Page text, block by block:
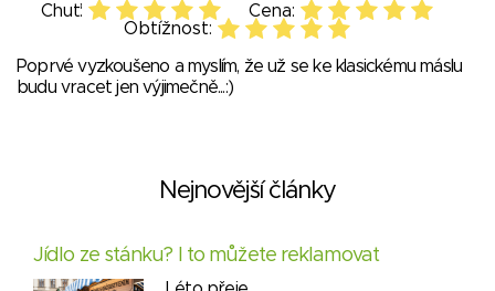
Chuť:
Cena:
Obtížnost:
Poprvé vyzkoušeno a myslím, že už se ke klasickému máslu
budu vracet jen výjimečně...:)
Nejnovější články
Jídlo ze stánku? I to můžete reklamovat